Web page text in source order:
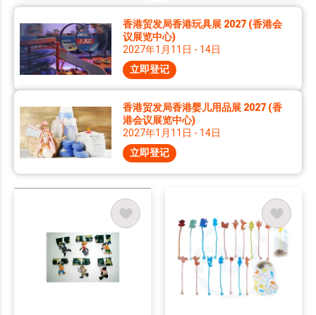
香港贸发局香港玩具展 2027 (香港会
议展览中心)
2027年1月11日 - 14日
立即登记
香港贸发局香港婴儿用品展 2027 (香
港会议展览中心)
2027年1月11日 - 14日
立即登记